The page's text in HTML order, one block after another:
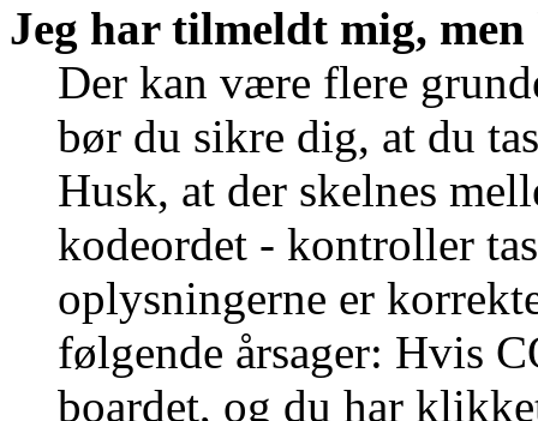
Jeg har tilmeldt mig,
Der kan være flere
bør du sikre dig, at du
Husk, at der skelnes
kodeordet - kontroller
oplysningerne er
følgende årsager: Hvis
boardet, og du har